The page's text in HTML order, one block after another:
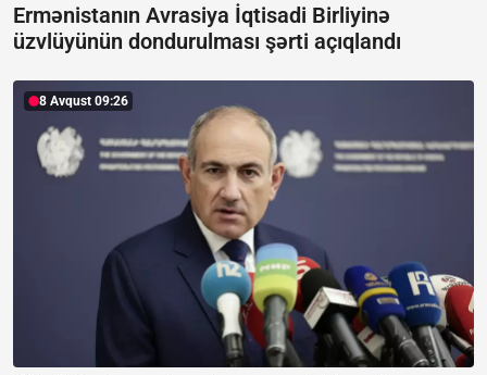
Ermənistanın Avrasiya İqtisadi Birliyinə
üzvlüyünün dondurulması şərti açıqlandı
8 Avqust 09:26